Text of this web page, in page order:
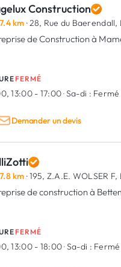
Construction
7.4 km · 28, Rue du Baerendall,
de Construction à
FERMÉ
13:00 - 17:00·Sa-di : Fermé
Demander un devis
7.8 km · 195, Z.A.E. WOLSER F,
de construction à
FERMÉ
13:00 - 18:00·Sa-di : Fermé